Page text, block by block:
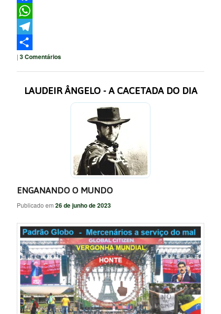
Facebook
WhatsApp
Telegram
Share
|3Comentários
LAUDEIR ÂNGELO - A CACETADA DO DIA
ENGANANDO O MUNDO
Publicado em26 de junho de 2023